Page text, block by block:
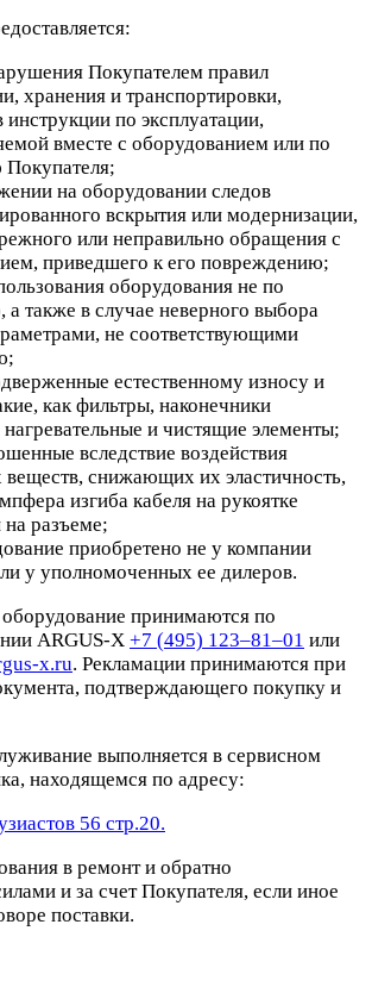
Покупателем правил
хранения и транспортировки,
инструкции по эксплуатации,
вместе с оборудованием или по
на оборудовании следов
вскрытия или модернизации,
или неправильно обращения с
приведшего к его повреждению;
оборудования не по
а также в случае неверного выбора
не соответствующими
естественному износу и
как фильтры, наконечники
нагревательные и чистящие элементы;
вследствие воздействия
веществ, снижающих их эластичность,
изгиба кабеля на рукоятке
на разъеме;
приобретено не у компании
у уполномоченных ее дилеров.
принимаются по
ARGUS-X +7 (495) 123–81–01 или
x.ru. Рекламации принимаются при
подтверждающего покупку и
выполняется в сервисном
находящемся по адресу:
56 стр.20.
в ремонт и обратно
и за счет Покупателя, если иное
поставки.